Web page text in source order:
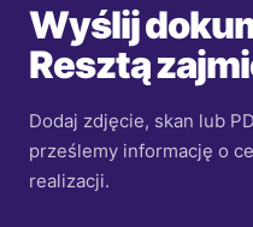
Wyślij
Resztą
Dodaj zdjęcie, skan lub
prześlemy informację o
realizacji.